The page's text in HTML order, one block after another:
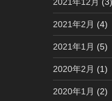
2021年2月 (4)
2021年1月 (5)
2020年2月 (1)
2020年1月 (2)